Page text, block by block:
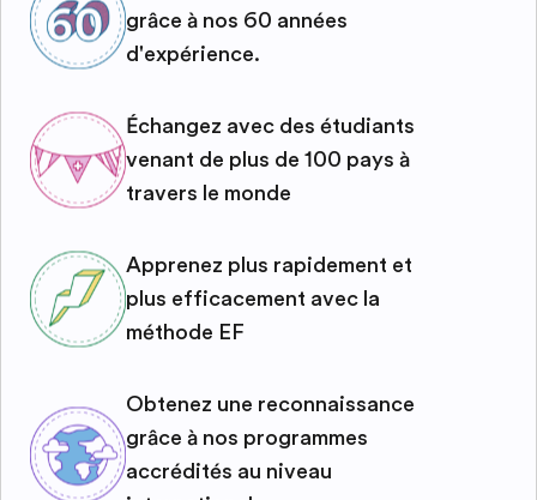
grâce à nos 60 années
d'expérience.
Échangez avec des étudiants
venant de plus de 100 pays à
travers le monde
Apprenez plus rapidement et
plus efficacement avec la
méthode EF
Obtenez une reconnaissance
grâce à nos programmes
accrédités au niveau